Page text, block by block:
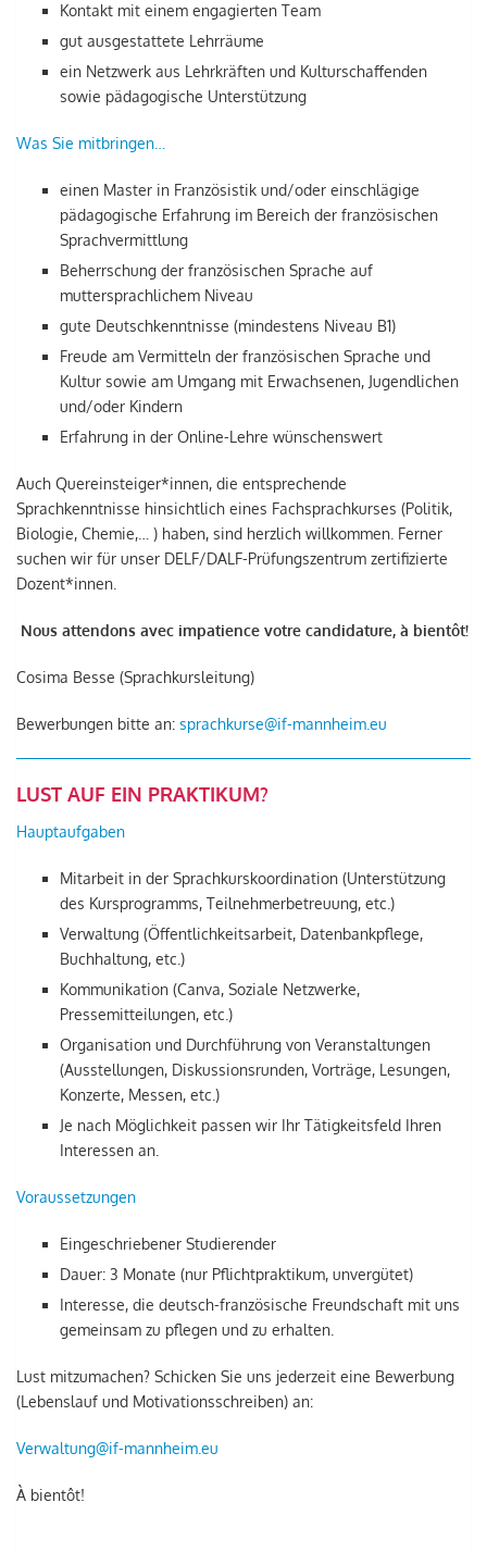
Kontakt mit einem engagierten Team
gut ausgestattete Lehrräume
ein Netzwerk aus Lehrkräften und Kulturschaffenden
sowie pädagogische Unterstützung
Was Sie mitbringen…
einen Master in Französistik und/oder einschlägige
pädagogische Erfahrung im Bereich der französischen
Sprachvermittlung
Beherrschung der französischen Sprache auf
muttersprachlichem Niveau
gute Deutschkenntnisse (mindestens Niveau B1)
Freude am Vermitteln der französischen Sprache und
Kultur sowie am Umgang mit Erwachsenen, Jugendlichen
und/oder Kindern
Erfahrung in der Online-Lehre wünschenswert
Auch Quereinsteiger*innen, die entsprechende
Sprachkenntnisse hinsichtlich eines Fachsprachkurses (Politik,
Biologie, Chemie,… ) haben, sind herzlich willkommen. Ferner
suchen wir für unser DELF/DALF-Prüfungszentrum zertifizierte
Dozent*innen.
Nous attendons avec impatience votre candidature, à bientôt!
Cosima Besse (Sprachkursleitung)
Bewerbungen bitte an: sprachkurse@if-mannheim.eu
LUST AUF EIN PRAKTIKUM?
Hauptaufgaben
Mitarbeit in der Sprachkurskoordination (Unterstützung
des Kursprogramms, Teilnehmerbetreuung, etc.)
Verwaltung (Öffentlichkeitsarbeit, Datenbankpflege,
Buchhaltung, etc.)
Kommunikation (Canva, Soziale Netzwerke,
Pressemitteilungen, etc.)
Organisation und Durchführung von Veranstaltungen
(Ausstellungen, Diskussionsrunden, Vorträge, Lesungen,
Konzerte, Messen, etc.)
Je nach Möglichkeit passen wir Ihr Tätigkeitsfeld Ihren
Interessen an.
Voraussetzungen
Eingeschriebener Studierender
Dauer: 3 Monate (nur Pflichtpraktikum, unvergütet)
Interesse, die deutsch-französische Freundschaft mit uns
gemeinsam zu pflegen und zu erhalten.
Lust mitzumachen? Schicken Sie uns jederzeit eine Bewerbung
(Lebenslauf und Motivationsschreiben) an:
Verwaltung@if-mannheim.eu
À bientôt!